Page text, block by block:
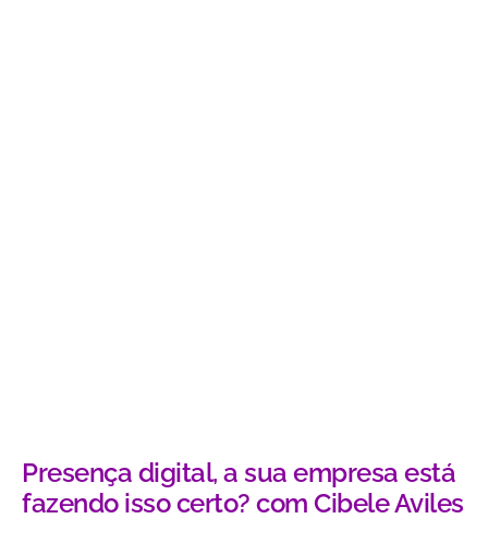
Presença digital, a sua empresa está
fazendo isso certo? com Cibele Aviles